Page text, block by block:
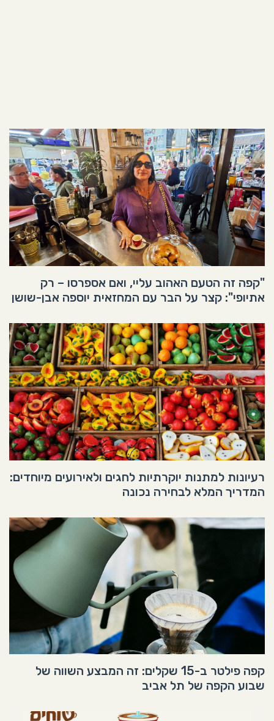
"קפה זה הטעם האהוב עליי, ואם אספרסו – רק
אתיופי": קצר על הבר עם המחזאית יוספה אבן-שושן
רעיונות למתנות יוקרתיות לחגים ולאירועים מיוחדים:
המדריך המלא לבחירה נכונה
קפה פילטר ב-15 שקלים: זה המבצע השווה של
שבוע הקפה של תל אביב